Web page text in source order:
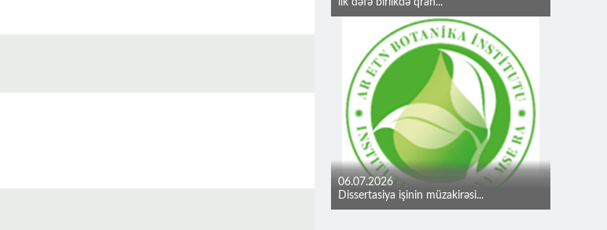
ilk dəfə birlikdə qran...
06.07.2026
Dissertasiya işinin müzakirəsi...